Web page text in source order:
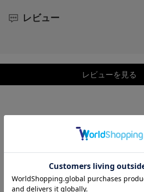
レビュー
レビューを見る
COORDINATE